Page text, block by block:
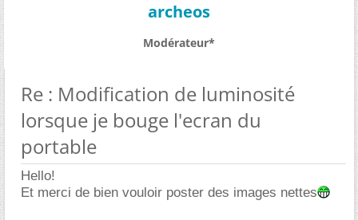
archeos
Modérateur*
Re : Modification de luminosité
lorsque je bouge l'ecran du
portable
Hello!
Et merci de bien vouloir poster des images nettes